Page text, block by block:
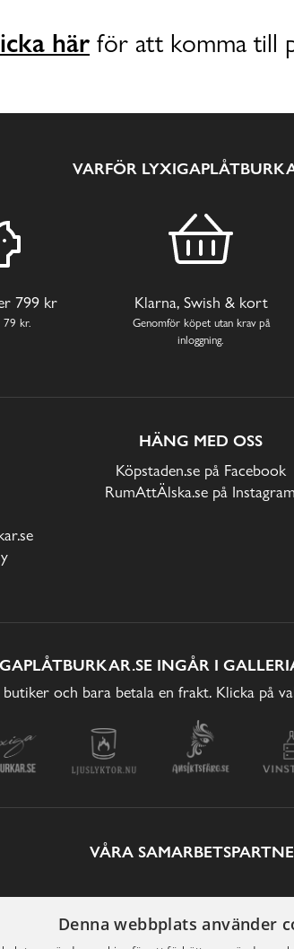
här för att komma till
VARFÖR
799 kr
79 kr.
Klarna, Swish & kort
Genomför köpet utan krav på
inloggning.
HÄNG MED OSS
Köpstaden.se på Facebook
RumAttÄlska.se på Instagram
INGÅR I
och bara betala en frakt. Klicka på
VÅRA
Denna webbplats använder